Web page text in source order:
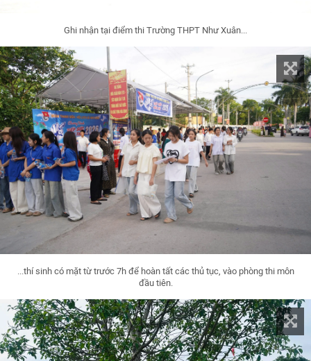
Ghi nhận tại điểm thi Trường THPT Như Xuân...
...thí sinh có mặt từ trước 7h để hoàn tất các thủ tục, vào phòng thi môn
đầu tiên.